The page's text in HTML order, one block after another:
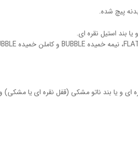
پیچ شده.
بند استیل نقره ای.
ای و یا بند ناتو مشکی (قفل نقره ای یا مشکی)